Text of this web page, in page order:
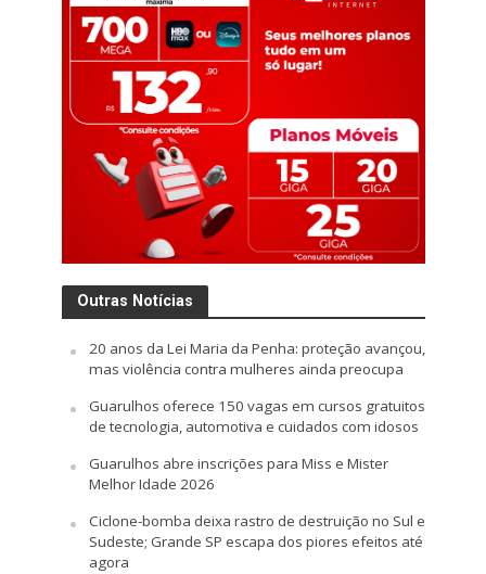
Outras Notícias
20 anos da Lei Maria da Penha: proteção avançou,
mas violência contra mulheres ainda preocupa
Guarulhos oferece 150 vagas em cursos gratuitos
de tecnologia, automotiva e cuidados com idosos
Guarulhos abre inscrições para Miss e Mister
Melhor Idade 2026
Ciclone-bomba deixa rastro de destruição no Sul e
Sudeste; Grande SP escapa dos piores efeitos até
agora